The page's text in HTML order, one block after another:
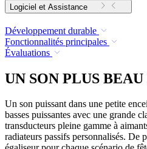
Logiciel et Assistance
Développement durable
Fonctionnalités principales
Évaluations
UN SON PLUS
Un son puissant dans une petite
basses puissantes avec une grande
transducteurs pleine gamme à
radiateurs passifs personnalisés. De